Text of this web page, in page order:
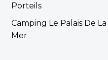
Porteils
Camping Le Palais De La
Mer